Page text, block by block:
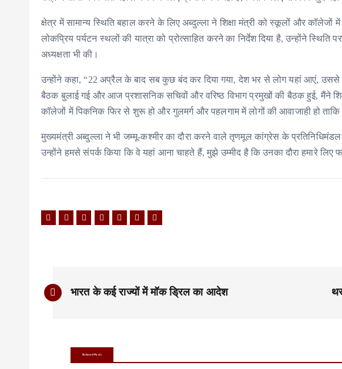
क्षेत्र में सामान्य स्थिति बहाल करने के लिए अब्दुल्ला ने शिक्षा मंत्री को स्कूलों और
लोकप्रिय पर्यटन स्थलों की यात्रा को प्रोत्साहित करने का निर्देश दिया है, उन्होंने
अध्यक्षता भी की।
उन्होंने कहा, “22 अप्रैल के बाद सब कुछ बंद कर दिया गया, देश भर से लोग यहां आएं,
बैठक बुलाई गई और आज प्रशासनिक सचिवों और वरिष्ठ विभाग प्रमुखों की बैठक हुई, मैंने
कॉलेजों में पिकनिक फिर से शुरू हो और गुलमर्ग और पहलगाम में लोगों की आवाजाही हो ताकि
मुख्यमंत्री अब्दुल्ला ने भी जम्मू-कश्मीर का दौरा करने वाले तृणमूल कांग्रेस के
उन्होंने हमसे संपर्क किया कि वे यहां आना चाहते हैं, मुझे उम्मीद है कि उनका दौरा हमारे लिए
o
भारत के कई राज्यों में मॉक ड्रिल का आदेश
Related Posts